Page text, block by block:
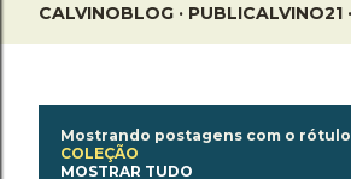
CALVINOBLOG PUBLICALVINO21
Mostrando postagens com o rótulo
COLEÇÃO
MOSTRAR TUDO